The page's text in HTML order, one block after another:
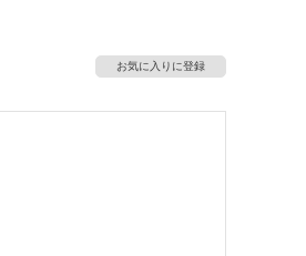
お気に入りに登録